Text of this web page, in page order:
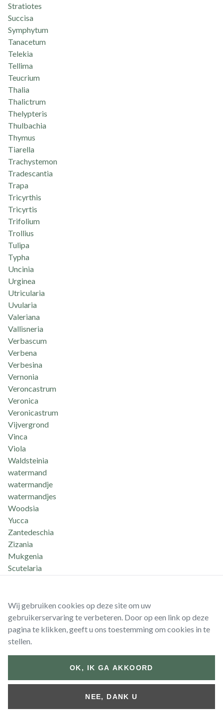
Stratiotes
Succisa
Symphytum
Tanacetum
Telekia
Tellima
Teucrium
Thalia
Thalictrum
Thelypteris
Thulbachia
Thymus
Tiarella
Trachystemon
Tradescantia
Trapa
Tricyrthis
Tricyrtis
Trifolium
Trollius
Tulipa
Typha
Uncinia
Urginea
Utricularia
Uvularia
Valeriana
Vallisneria
Verbascum
Verbena
Verbesina
Vernonia
Veroncastrum
Veronica
Veronicastrum
Vijvergrond
Vinca
Viola
Waldsteinia
watermand
watermandje
watermandjes
Woodsia
Yucca
Zantedeschia
Zizania
Mukgenia
Scutelaria
Lippia
Lotus
Salvie
Silphium
Amsonie
Calluna
Wij gebruiken cookies op deze site om uw
gebruikerservaring te verbeteren. Door op een link op deze
pagina te klikken, geeft u ons toestemming om cookies in te
stellen.
OK, IK GA AKKOORD
NEE, DANK U